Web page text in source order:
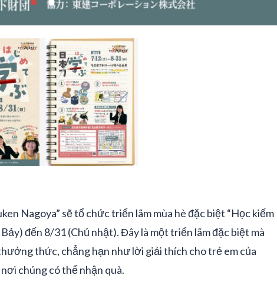
Nagoya” sẽ tổ chức triển lãm mùa hè đặc biệt “Học kiếm
đến 8/31 (Chủ nhật). Đây là một triển lãm đặc biệt mà
thức, chẳng hạn như lời giải thích cho trẻ em của
chúng có thể nhận quà.